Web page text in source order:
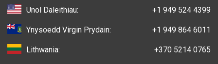
Unol Daleithiau: +1 949 524 4399
Ynysoedd Virgin Prydain: +1 949 864 6011
Lithwania: +370 5214 0765